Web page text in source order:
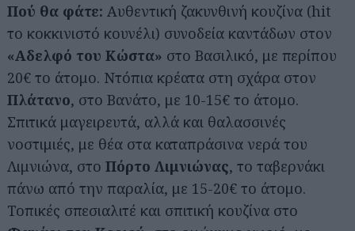
Πού θα φάτε: Αυθεντική ζακυνθινή κουζίνα (hit
το κοκκινιστό κουνέλι) συνοδεία καντάδων στον
«Αδελφό του Κώστα» στο Βασιλικό, με περίπου
20€ το άτομο. Ντόπια κρέατα στη σχάρα στον
Πλάτανο, στο Βανάτο, με 10-15€ το άτομο.
Σπιτικά μαγειρευτά, αλλά και θαλασσινές
νοστιμιές, με θέα στα καταπράσινα νερά του
Λιμνιώνα, στο Πόρτο Λιμνιώνας, το ταβερνάκι
πάνω από την παραλία, με 15-20€ το άτομο.
Τοπικές σπεσιαλιτέ και σπιτική κουζίνα στο
Αναζήτηση
για...